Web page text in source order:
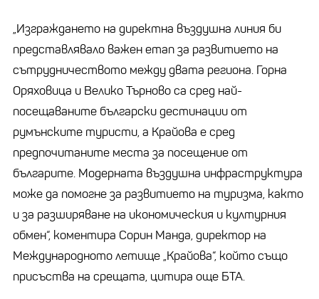
„Изграждането на директна въздушна линия би
представлявало важен етап за развитието на
сътрудничеството между двата региона. Горна
Оряховица и Велико Търново са сред най-
посещаваните български дестинации от
румънските туристи, а Крайова е сред
предпочитаните места за посещение от
българите. Модерната въздушна инфраструктура
може да помогне за развитието на туризма, както
и за разширяване на икономическия и културния
обмен“, коментира Сорин Манда, директор на
Международното летище „Крайова“, който също
присъства на срещата, цитира още БТА.